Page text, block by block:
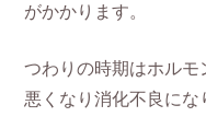
がかかります。
つわりの時期はホル
悪くなり消化不良にな